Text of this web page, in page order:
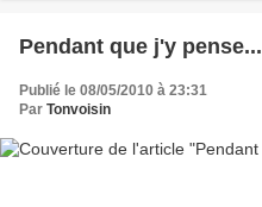
Pendant que j'y pense...
Publié le 08/05/2010 à 23:31
Par Tonvoisin